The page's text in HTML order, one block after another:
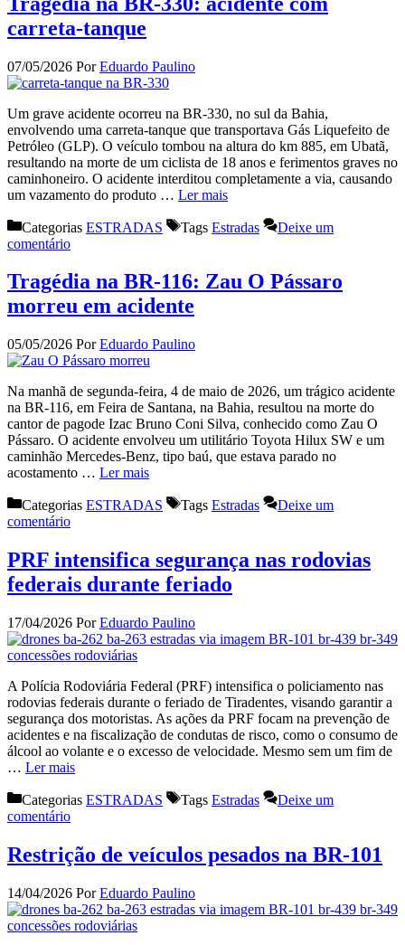
carreta-tanque
07/05/2026 PorEduardo Paulino
Um grave acidente ocorreu na BR-330, no sul da Bahia,
envolvendo uma carreta-tanque que transportava Gás Liquefeito de
Petróleo (GLP). O veículo tombou na altura do km 885, em Ubatã,
resultando na morte de um ciclista de 18 anos e ferimentos graves no
caminhoneiro. O acidente interditou completamente a via, causando
um vazamento do produto … Ler mais
Categorias ESTRADAS Tags Estradas
Deixe um
comentário
Tragédia na BR-116: Zau O Pássaro
morreu em acidente
05/05/2026 PorEduardo Paulino
Na manhã de segunda-feira, 4 de maio de 2026, um trágico acidente
na BR-116, em Feira de Santana, na Bahia, resultou na morte do
cantor de pagode Izac Bruno Coni Silva, conhecido como Zau O
Pássaro. O acidente envolveu um utilitário Toyota Hilux SW e um
caminhão Mercedes-Benz, tipo baú, que estava parado no
acostamento … Ler mais
Categorias ESTRADAS Tags Estradas
Deixe um
comentário
PRF intensifica segurança nas rodovias
federais durante feriado
17/04/2026 PorEduardo Paulino
A Polícia Rodoviária Federal (PRF) intensifica o policiamento nas
rodovias federais durante o feriado de Tiradentes, visando garantir a
segurança dos motoristas. As ações da PRF focam na prevenção de
acidentes e na fiscalização de condutas de risco, como o consumo de
álcool ao volante e o excesso de velocidade. Mesmo sem um fim de
… Ler mais
Categorias ESTRADAS Tags Estradas
Deixe um
comentário
Restrição de veículos pesados na BR-101
14/04/2026 PorEduardo Paulino